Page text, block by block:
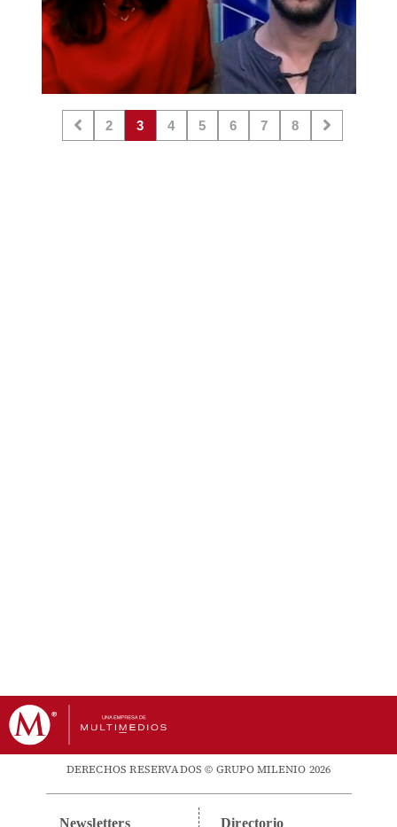
2 3 4 5 6 7 8
DERECHOS RESERVADOS © GRUPO MILENIO 2026
Newsletters Directorio